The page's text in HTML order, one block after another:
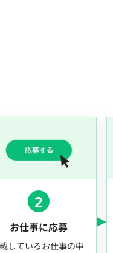
2
お仕事に応募
しているお仕事の中